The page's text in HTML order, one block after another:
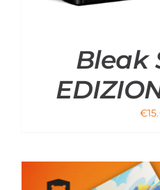
Bleak
€